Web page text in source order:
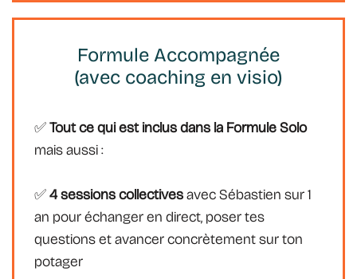
Formule Accompagnée
(avec coaching en visio)
✅Tout ce qui est inclus dans la Formule Solo
mais aussi :
✅4 sessions collectivesavec Sébastien sur 1
an pour échanger en direct, poser tes
questions et avancer concrètement sur ton
potager